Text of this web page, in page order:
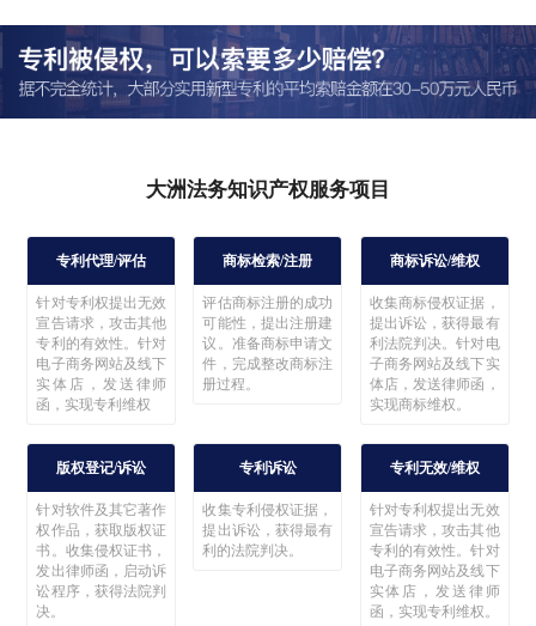
大洲法务知识产权服务项目
专利代理/评估
针对专利权提出无效
宣告请求，攻击其他
专利的有效性。针对
电子商务网站及线下
实体店，发送律师
函，实现专利维权
商标检索/注册
评估商标注册的成功
可能性，提出注册建
议。准备商标申请文
件，完成整改商标注
册过程。
商标诉讼/维权
收集商标侵权证据，
提出诉讼，获得最有
利法院判决。针对电
子商务网站及线下实
体店，发送律师函，
实现商标维权。
版权登记/诉讼
针对软件及其它著作
权作品，获取版权证
书。收集侵权证书，
发出律师函，启动诉
讼程序，获得法院判
决。
专利诉讼
收集专利侵权证据，
提出诉讼，获得最有
利的法院判决。
专利无效/维权
针对专利权提出无效
宣告请求，攻击其他
专利的有效性。针对
电子商务网站及线下
实体店，发送律师
函，实现专利维权。